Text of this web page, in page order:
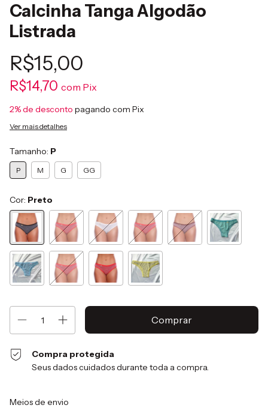
Calcinha Tanga Algodão
Listrada
R$15,00
R$14,70 com Pix
2% de desconto pagando com Pix
Ver mais detalhes
Tamanho: P
P M G GG
Cor: Preto
Compra protegida
Seus dados cuidados durante toda a compra.
Entregas para o CEP:
Meios de envio